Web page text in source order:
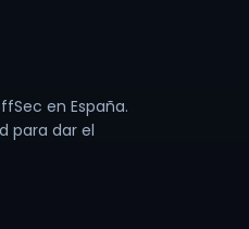
en España.
para dar el